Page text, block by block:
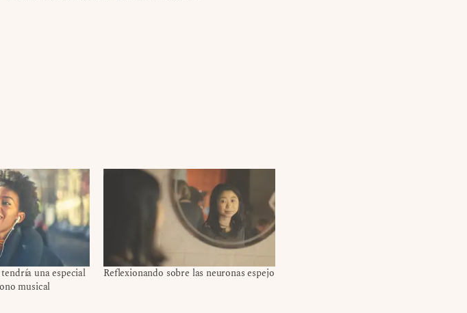
una especial
musical
Reflexionando sobre las neuronas espejo